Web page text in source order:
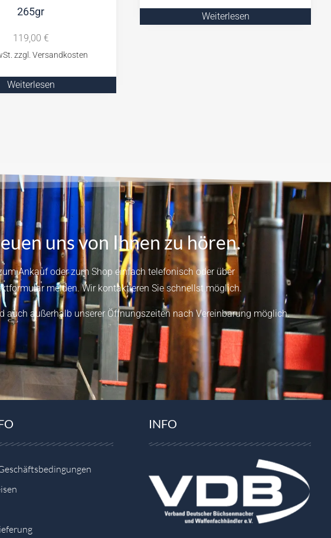
265gr
119,00 €
Weiterlesen
Weiterlesen
uns von Ihnen zu hören.
Ankauf oder zum Shop einfach telefonisch oder über
melden.Wir kontaktieren Sie schnellst möglich.
auch außerhalb unserer Öffnungszeiten nach Vereinbarung möglich.
INFO